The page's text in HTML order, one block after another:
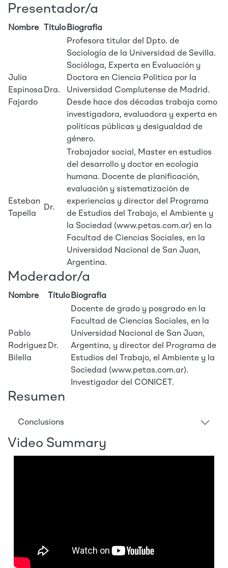
Presentador/a
Nombre TítuloBiografía
Julia
Espinosa
Fajardo
Dra.
Profesora titular del Dpto. de
Sociología de la Universidad de Sevilla.
Socióloga, Experta en Evaluación y
Doctora en Ciencia Política por la
Universidad Complutense de Madrid.
Desde hace dos décadas trabaja como
investigadora, evaluadora y experta en
políticas públicas y desigualdad de
género.
Esteban
Tapella
Dr.
Trabajador social, Master en estudios
del desarrollo y doctor en ecología
humana. Docente de planificación,
evaluación y sistematización de
experiencias y director del Programa
de Estudios del Trabajo, el Ambiente y
la Sociedad (www.petas.com.ar) en la
Facultad de Ciencias Sociales, en la
Universidad Nacional de San Juan,
Argentina.
Moderador/a
Nombre TítuloBiografía
Pablo
Rodríguez
Bilella
Dr.
Docente de grado y posgrado en la
Facultad de Ciencias Sociales, en la
Universidad Nacional de San Juan,
Argentina, y director del Programa de
Estudios del Trabajo, el Ambiente y la
Sociedad (www.petas.com.ar).
Investigador del CONICET.
Resumen
Conclusions
Video Summary